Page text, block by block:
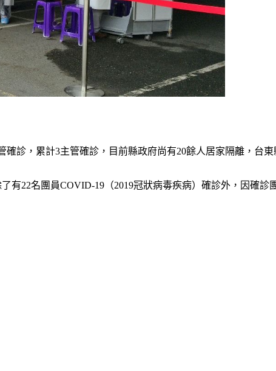
診，累計3主管確診，目前縣政府尚有20餘人居家隔離，台
有22名團員COVID-19（2019冠狀病毒疾病）確診外，因確